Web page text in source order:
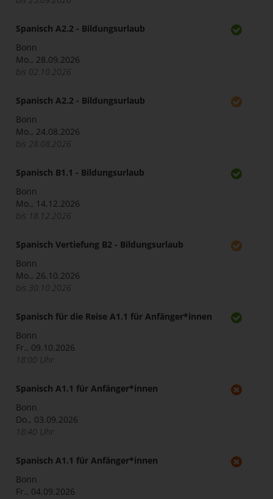
Spanisch A2.2 - Bildungsurlaub
Bonn
Mo., 28.09.2026
bis 02.10.2026
Spanisch A2.2 - Bildungsurlaub
Bonn
Mo., 24.08.2026
bis 28.08.2026
Spanisch B1.1 - Bildungsurlaub
Bonn
Mo., 14.12.2026
bis 18.12.2026
Spanisch Vertiefung B2 - Bildungsurlaub
Bonn
Mo., 26.10.2026
bis 30.10.2026
Spanisch für die Reise A1.1 für Anfänger*innen
Bonn
Fr., 09.10.2026
18:00 Uhr
Spanisch A1.1 für Anfänger*innen
Bonn
Do., 03.09.2026
18:40 Uhr
Spanisch A1.1 für Anfänger*innen
Bonn
Fr., 04.09.2026